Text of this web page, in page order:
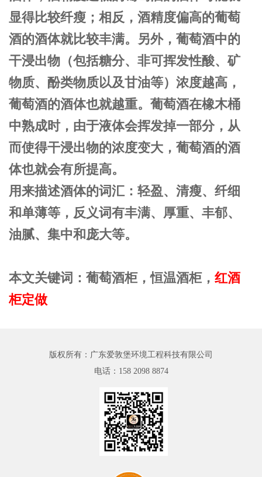
显得比较纤瘦；相反，酒精度偏高的葡萄
酒的酒体就比较丰满。另外，葡萄酒中的
干浸出物 （包括糖分、非可挥发性酸、矿
物质、酚类物质以及甘油等）浓度越高，
葡萄酒的酒体也就越重。葡萄酒在橡木桶
中熟成时，由于液体会挥发掉一部分，从
而使得干浸出物的浓度变大，葡萄酒的酒
体也就会有所提高。
用来描述酒体的词汇：轻盈、清瘦、纤细
和单薄等，反义词有丰满、厚重、丰郁、
油腻、集中和庞大等。
本文关键词：葡萄酒柜，恒温酒柜，红酒
柜定做
版权所有：广东爱敦堡环境工程科技有限公司
电话： 158 2098 8874